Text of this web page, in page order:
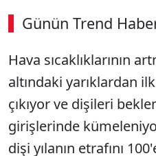
Günün Trend
00:02 / 08:43
Hava sıcaklıklarının
altındaki yarıklardan
çıkıyor ve dişileri
girişlerinde
dişi yılanın etrafını